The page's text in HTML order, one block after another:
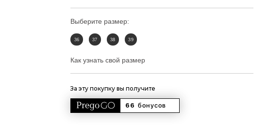
Выберите размер:
36 37 38 39
Как узнать свой размер
За эту покупку вы получите
66 бонусов